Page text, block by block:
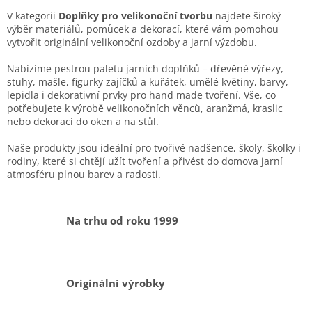
l
á
d
c
í
p
r
v
y
v
ý
u
V kategorii Doplňky pro velikonoční tvorbu najdete široký
výběr materiálů, pomůcek a dekorací, které vám pomohou
vytvořit originální velikonoční ozdoby a jarní výzdobu.
Nabízíme pestrou paletu jarních doplňků – dřevěné výřezy,
stuhy, mašle, figurky zajíčků a kuřátek, umělé květiny, barvy,
lepidla i dekorativní prvky pro hand made tvoření. Vše, co
potřebujete k výrobě velikonočních věnců, aranžmá, kraslic
nebo dekorací do oken a na stůl.
Naše produkty jsou ideální pro tvořivé nadšence, školy, školky i
rodiny, které si chtějí užít tvoření a přivést do domova jarní
atmosféru plnou barev a radosti.
Na trhu od roku 1999
Originální výrobky